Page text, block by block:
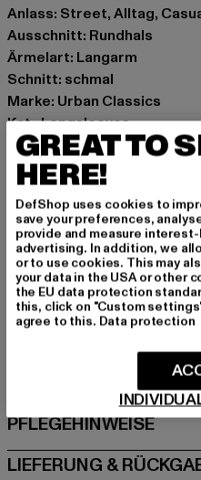
Anlass: Street, Alltag,
Ausschnitt: Rundhals
Ärmelart: Langarm
Schnitt: schmal
Marke: Urban Classics
Kat.: Longsleeves
Farbe: schwarz
Hersteller Farbe: black
Elasthan
Art.Nr: TB816-00007
Hersteller: TB International
Dr.-Robert-Murjahn-
DE
GRÖSSE & PASSFORM
PFLEGEHINWEISE
LIEFERUNG &
GREAT TO
HERE!
DefShop uses cookies to
save your preferences,
provide and measure
advertising. In addition, we
or to use cookies. This may
your data in the USA or other
the EU data protection
this, click on "Custom
agree to this. Data protection